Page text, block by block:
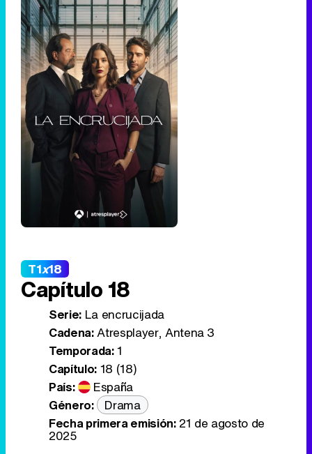
T1x18
Capítulo 18
Serie:La encrucijada
Cadena:Atresplayer, Antena 3
Temporada:1
Capítulo:18 (18)
País:
España
Género:
Drama
Fecha primera emisión:21 de agosto de
2025